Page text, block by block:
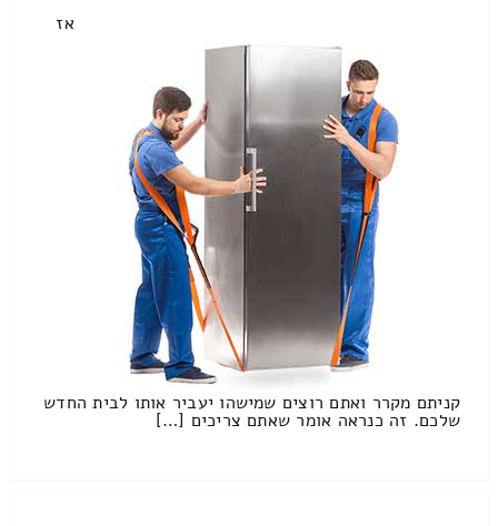
אז
קניתם מקרר ואתם רוצים שמישהו יעביר אותו לבית החדש
שלכם. זה כנראה אומר שאתם צריכים […]